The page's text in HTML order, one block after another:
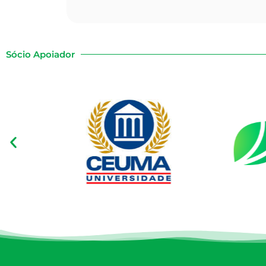
Sócio Apoiador